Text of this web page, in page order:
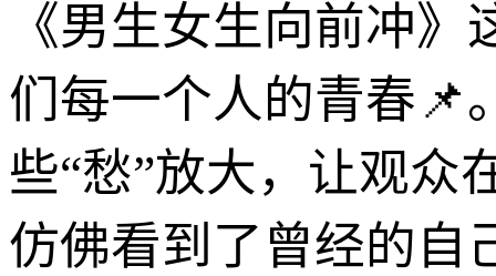
《男生女生向前冲
们每一个人的青春📌
些“愁”放大，让观众
仿佛看到了曾经的自